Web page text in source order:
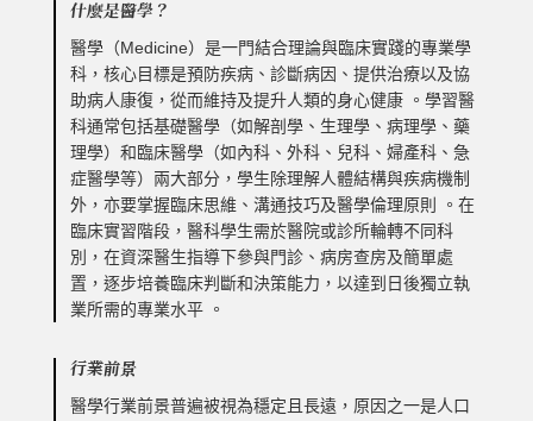
什麼是醫學？
醫學（Medicine）是一門結合理論與臨床實踐的專業學
科，核心目標是預防疾病、診斷病因、提供治療以及協
助病人康復，從而維持及提升人類的身心健康 。學習醫
科通常包括基礎醫學（如解剖學、生理學、病理學、藥
理學）和臨床醫學（如內科、外科、兒科、婦產科、急
症醫學等）兩大部分，學生除理解人體結構與疾病機制
外，亦要掌握臨床思維、溝通技巧及醫學倫理原則 。在
臨床實習階段，醫科學生需於醫院或診所輪轉不同科
別，在資深醫生指導下參與門診、病房查房及簡單處
置，逐步培養臨床判斷和決策能力，以達到日後獨立執
業所需的專業水平 。
行業前景
醫學行業前景普遍被視為穩定且長遠，原因之一是人口